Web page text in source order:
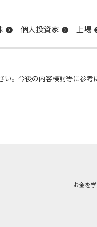
個人投資家 上場
。今後の内容検討等に参考
お金を